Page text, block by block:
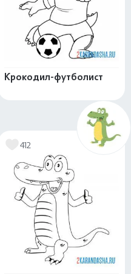
Крокодил-футболист
412